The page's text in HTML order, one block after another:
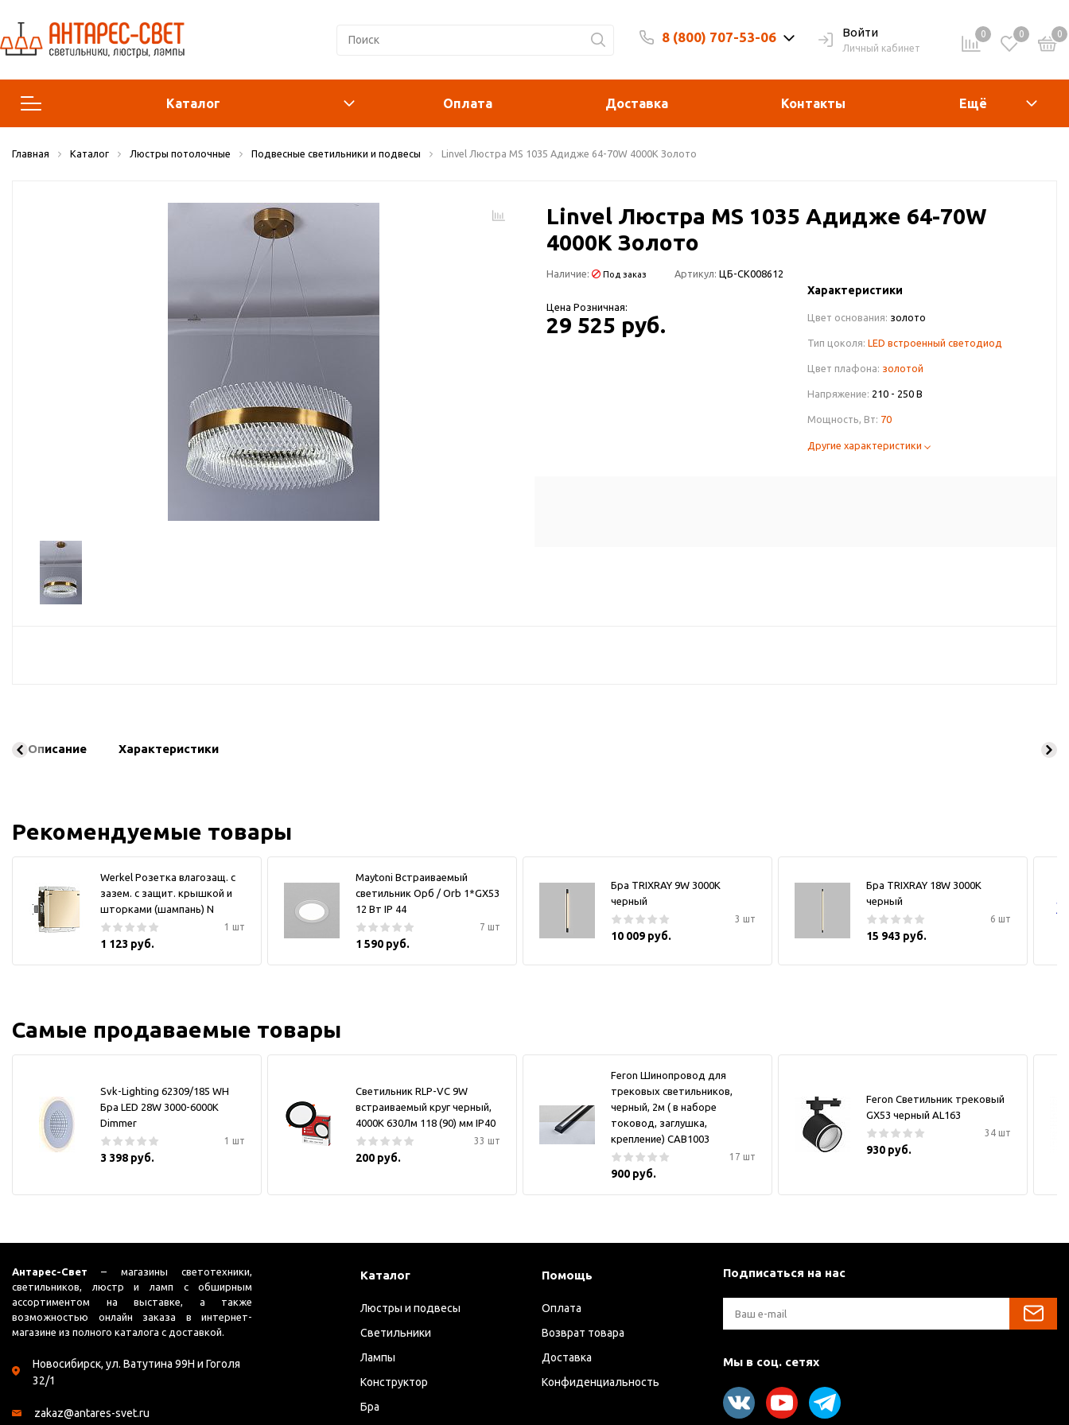
8 (800) 707-53-06 Войти
Личный кабинет
0 0 0
Каталог
Люстры и подвесы
Прожекторы
Ночники
Оплата Доставка Контакты Ещё
Главная Каталог Люстры потолочные Подвесные светильники и подвесы Linvel Люстра MS 1035 Адидже 64-70W 4000К Золото
Linvel Люстра MS 1035 Адидже 64-70W
4000К Золото
Наличие: Под заказ Артикул: ЦБ-СК008612
Цена Розничная:
29 525 руб.
Характеристики
Цвет основания: золото
Тип цоколя: LED встроенный светодиод
Цвет плафона: золотой
Напряжение: 210 - 250 В
Мощность, Вт: 70
Другие характеристики
Описание Характеристики
Рекомендуемые товары
Werkel Розетка влагозащ. с
зазем. с защит. крышкой и
шторками (шампань) N
1 шт
1 123 руб.
Maytoni Встраиваемый
светильник Орб / Orb 1*GX53
12 Вт IP 44
7 шт
1 590 руб.
Бра TRIXRAY 9W 3000К
черный
3 шт
10 009 руб.
Бра TRIXRAY 18W 3000К
черный
6 шт
15 943 руб.
Самые продаваемые товары
Svk-Lighting 62309/185 WH
Бра LED 28W 3000-6000K
Dimmer
1 шт
3 398 руб.
Светильник RLP-VC 9W
встраиваемый круг черный,
4000К 630Лм 118 (90) мм IP40
33 шт
200 руб.
Feron Шинопровод для
трековых светильников,
черный, 2м ( в наборе
токовод, заглушка,
крепление) CAB1003
17 шт
900 руб.
Feron Светильник трековый
GX53 черный AL163
34 шт
930 руб.
Антарес-Свет – магазины светотехники,
светильников, люстр и ламп с обширным
ассортиментом на выставке, а также
возможностью онлайн заказа в интернет-
магазине из полного каталога с доставкой.
Новосибирск, ул. Ватутина 99Н и Гоголя
32/1
zakaz@antares-svet.ru
Каталог
Люстры и подвесы
Светильники
Лампы
Конструктор
Бра
Помощь
Оплата
Возврат товара
Доставка
Конфиденциальность
Подписаться на нас
Мы в соц. сетях